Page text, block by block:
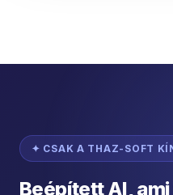
✦ CSAK A THAZ-SOFT
Beépített AI,